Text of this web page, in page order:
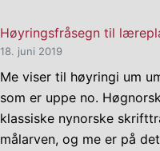
Høyringsfråsegn til
18. juni 2019
Me viser til høyringi um
som er uppe no.
klassiske nynorske
målarven, og me er på